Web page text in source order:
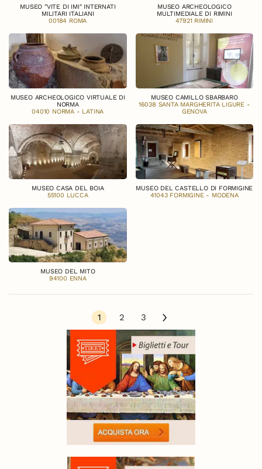
MUSEO "VITE DI IMI" INTERNATI
MILITARI ITALIANI
00184 ROMA
MUSEO ARCHEOLOGICO
MULTIMEDIALE DI RIMINI
47921 RIMINI
MUSEO ARCHEOLOGICO VIRTUALE DI
NORMA
04010 NORMA - LATINA
MUSEO CAMILLO SBARBARO
16038 SANTA MARGHERITA LIGURE -
GENOVA
MUSEO CASA DEL BOIA
55100 LUCCA
MUSEO DEL CASTELLO DI FORMIGINE
41043 FORMIGINE - MODENA
MUSEO DEL MITO
94100 ENNA
1 2 3